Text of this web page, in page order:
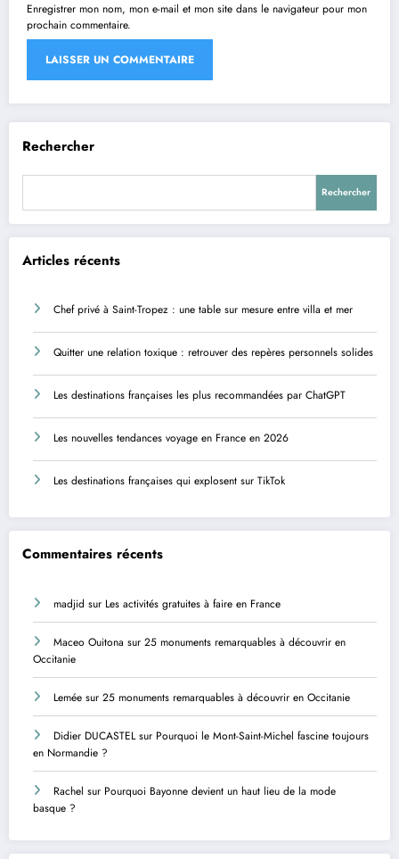
Enregistrer mon nom, mon e-mail et mon site dans le navigateur pour mon
prochain commentaire.
Rechercher
Rechercher
Articles récents
Chef privé à Saint-Tropez : une table sur mesure entre villa et mer
Quitter une relation toxique : retrouver des repères personnels solides
Les destinations françaises les plus recommandées par ChatGPT
Les nouvelles tendances voyage en France en 2026
Les destinations françaises qui explosent sur TikTok
Commentaires récents
madjid sur Les activités gratuites à faire en France
Maceo Ouitona sur 25 monuments remarquables à découvrir en
Occitanie
Lemée sur 25 monuments remarquables à découvrir en Occitanie
Didier DUCASTELsur Pourquoi le Mont-Saint-Michel fascine toujours
en Normandie ?
Rachel sur Pourquoi Bayonne devient un haut lieu de la mode
basque ?